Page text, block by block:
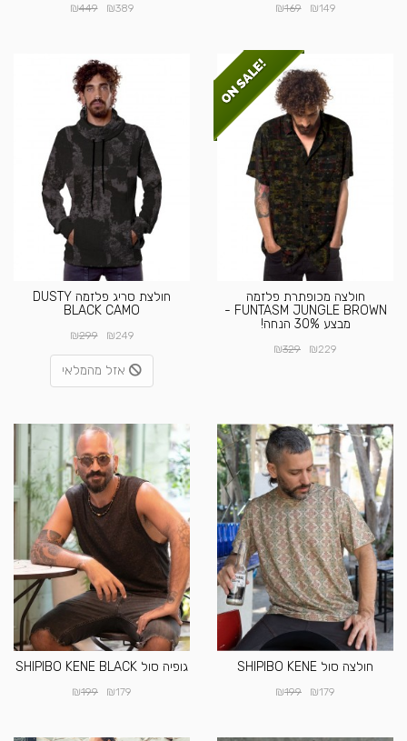
₪149
₪169
₪389
₪449
חולצה מכופתרת פלזמה
FUNTASM JUNGLE BROWN -
מבצע 30% הנחה!
₪229
₪329
חולצת סריג פלזמה DUSTY
BLACK CAMO
₪249
₪299
אזל מהמלאי
חולצה סול SHIPIBO KENE
₪179
₪199
גופיה סול SHIPIBO KENE BLACK
₪179
₪199